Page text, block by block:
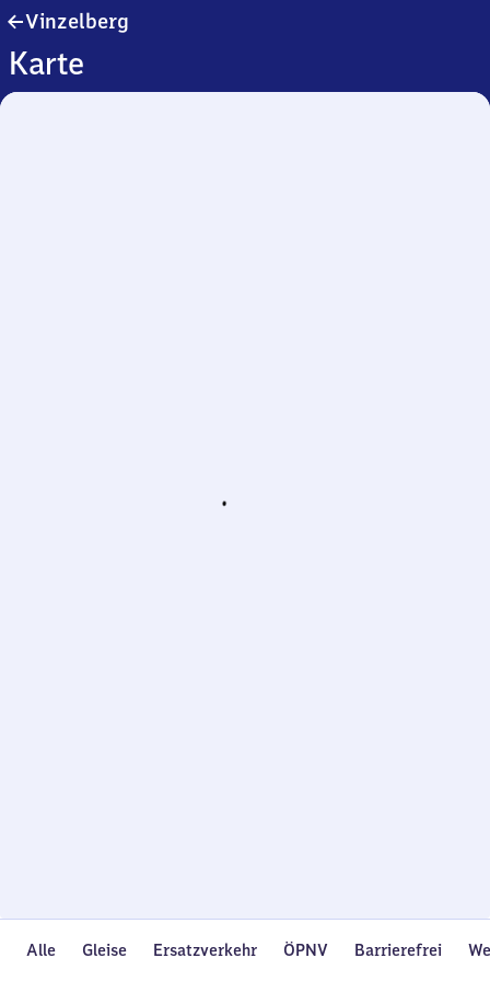
Vinzelberg
Karte
Alle Gleise Ersatzverkehr ÖPNV Barrierefrei